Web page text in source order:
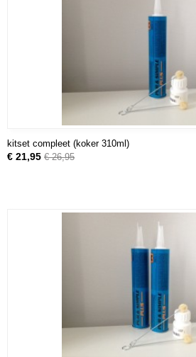
kitset compleet (koker 310ml)
€ 21,95 € 26,95